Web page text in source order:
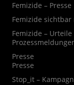
Femizide – Presse
Femizide sichtbar
Femizide – Urteile
Presse
Presse
Stop_it –